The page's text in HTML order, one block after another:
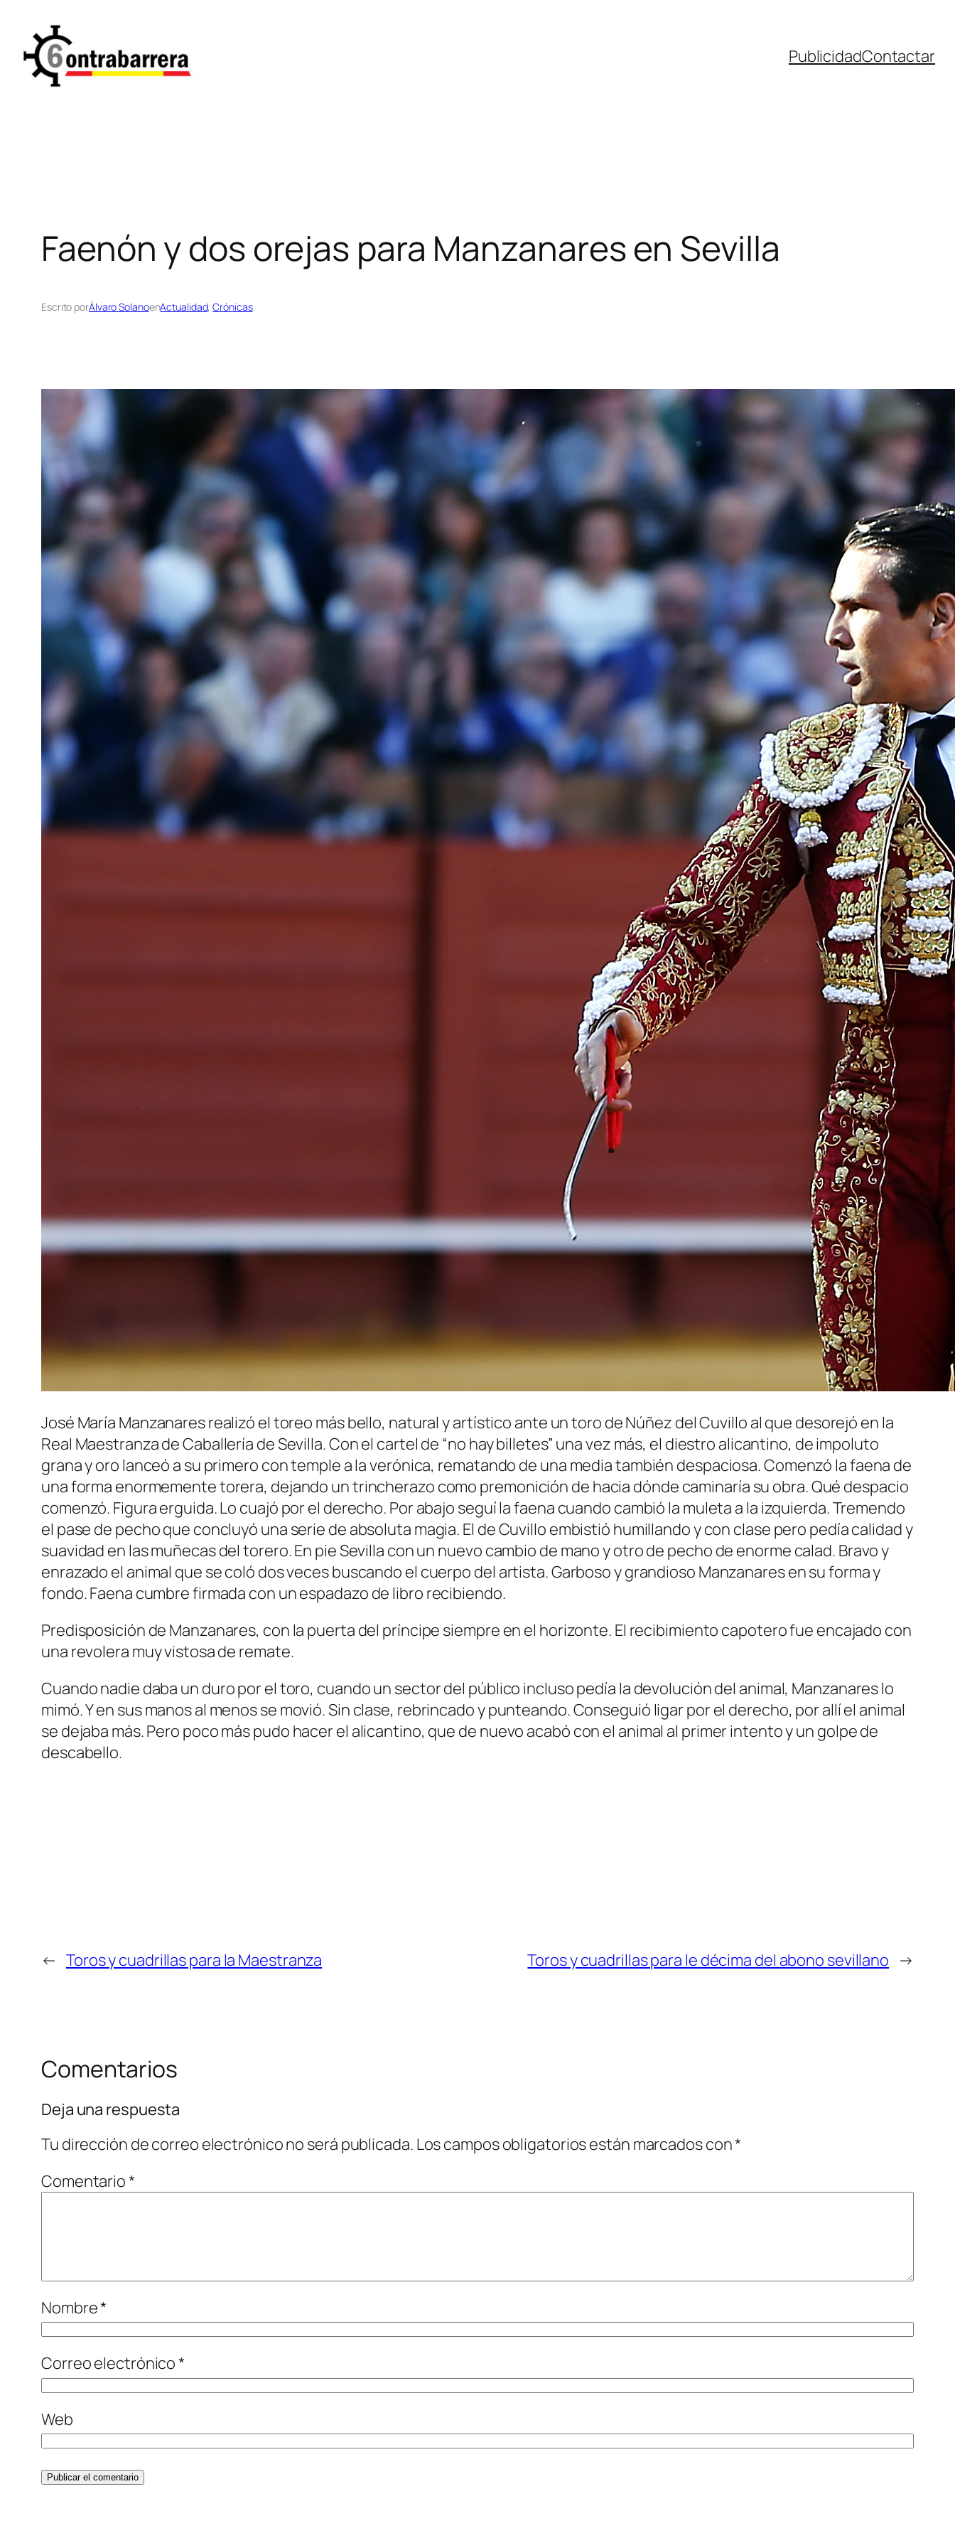
contenido
PublicidadContactar
Faenón y dos orejas para Manzanares en Sevilla
Escrito porÁlvaro SolanoenActualidad, Crónicas
José María Manzanares realizó el toreo más bello, natural y artístico ante un toro de Núñez del Cuvillo al que desorejó en la
Real Maestranza de Caballería de Sevilla. Con el cartel de “no hay billetes” una vez más, el diestro alicantino, de impoluto
grana y oro lanceó a su primero con temple a la verónica, rematando de una media también despaciosa. Comenzó la faena de
una forma enormemente torera, dejando un trincherazo como premonición de hacia dónde caminaría su obra. Qué despacio
comenzó. Figura erguida. Lo cuajó por el derecho. Por abajo seguí la faena cuando cambió la muleta a la izquierda. Tremendo
el pase de pecho que concluyó una serie de absoluta magia. El de Cuvillo embistió humillando y con clase pero pedía calidad y
suavidad en las muñecas del torero. En pie Sevilla con un nuevo cambio de mano y otro de pecho de enorme calad. Bravo y
enrazado el animal que se coló dos veces buscando el cuerpo del artista. Garboso y grandioso Manzanares en su forma y
fondo. Faena cumbre firmada con un espadazo de libro recibiendo.
Predisposición de Manzanares, con la puerta del príncipe siempre en el horizonte. El recibimiento capotero fue encajado con
una revolera muy vistosa de remate.
Cuando nadie daba un duro por el toro, cuando un sector del público incluso pedía la devolución del animal, Manzanares lo
mimó. Y en sus manos al menos se movió. Sin clase, rebrincado y punteando. Conseguió ligar por el derecho, por allí el animal
se dejaba más. Pero poco más pudo hacer el alicantino, que de nuevo acabó con el animal al primer intento y un golpe de
descabello.
← Toros y cuadrillas para la Maestranza Toros y cuadrillas para le décima del abono sevillano →
Comentarios
Deja una respuesta
Tu dirección de correo electrónico no será publicada. Los campos obligatorios están marcados con*
Comentario*
Nombre*
Correo electrónico*
Web